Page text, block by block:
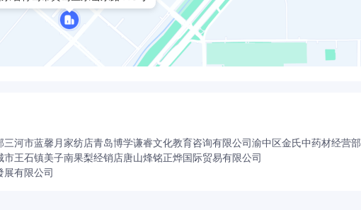
三河市蓝馨月家纺店青岛博学谦睿文化教育咨询有限公司渝中区金氏中药材经营部
市王石镇美子南果梨经销店唐山烽铭正烨国际贸易有限公司
展有限公司